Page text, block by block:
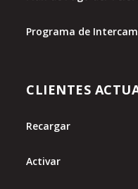
Programa de
CLIENTES
Recargar
Activar